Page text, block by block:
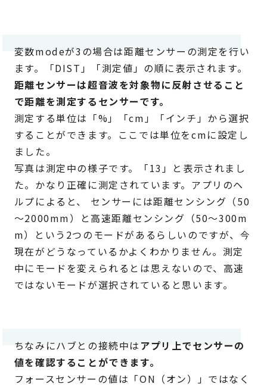
変数modeが3の場合は距離センサーの測定を行い
ます。「DIST」「測定値」の順に表示されます。
距離センサーは超音波を対象物に反射させること
で距離を測定するセンサーです。
測定する単位は「%」「cm」「インチ」から選択
することができます。ここでは単位をcmに設定し
ました。
写真は測定中の様子です。「13」と表示されまし
た。かなり正確に測定されています。アプリのヘ
ルプによると、 センサーには距離センシング（50
～2000mm）と高速距離センシング（50～300m
m）という2つのモードがあるらしいのですが、今
現在がどうなっているかよくわかりません。測定
中にモードを変えられるとは思えないので、高速
ではないモードが選択されていると思います。
ちなみにハブとの接続中は アプリ上でセンサーの
値を確認することができます。
フォースセンサーの値は「ON（オン）」ではなく